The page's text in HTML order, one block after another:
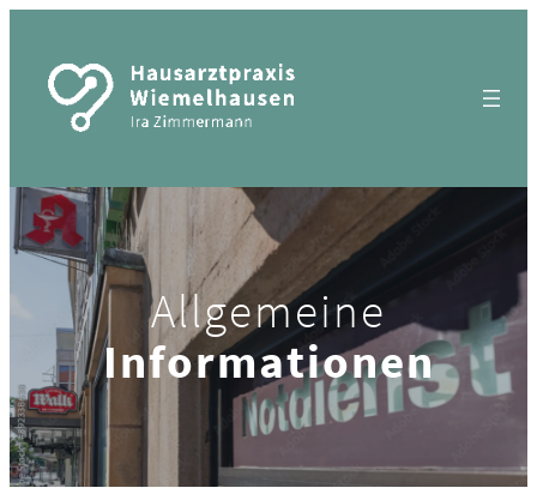
Allgemeine
Informationen